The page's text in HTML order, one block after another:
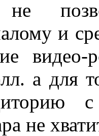
не
и
видео-
а для
не